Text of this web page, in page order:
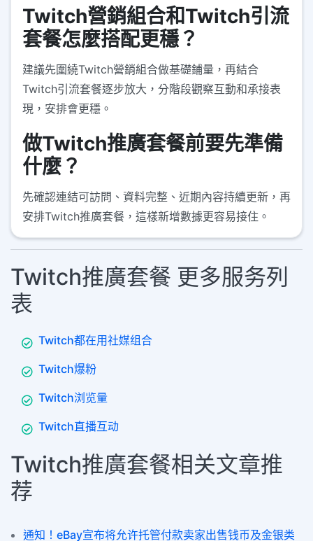
Twitch營銷組合和Twitch引流
套餐怎麼搭配更穩？
建議先圍繞Twitch營銷組合做基礎鋪量，再結合
Twitch引流套餐逐步放大，分階段觀察互動和承接表
現，安排會更穩。
做Twitch推廣套餐前要先準備
什麼？
先確認連結可訪問、資料完整、近期內容持續更新，再
安排Twitch推廣套餐，這樣新增數據更容易接住。
Twitch推廣套餐 更多服务列
表
Twitch都在用社媒组合
Twitch爆粉
Twitch浏览量
Twitch直播互动
Twitch推廣套餐相关文章推
荐
通知！eBay宣布将允许托管付款卖家出售钱币及金银类